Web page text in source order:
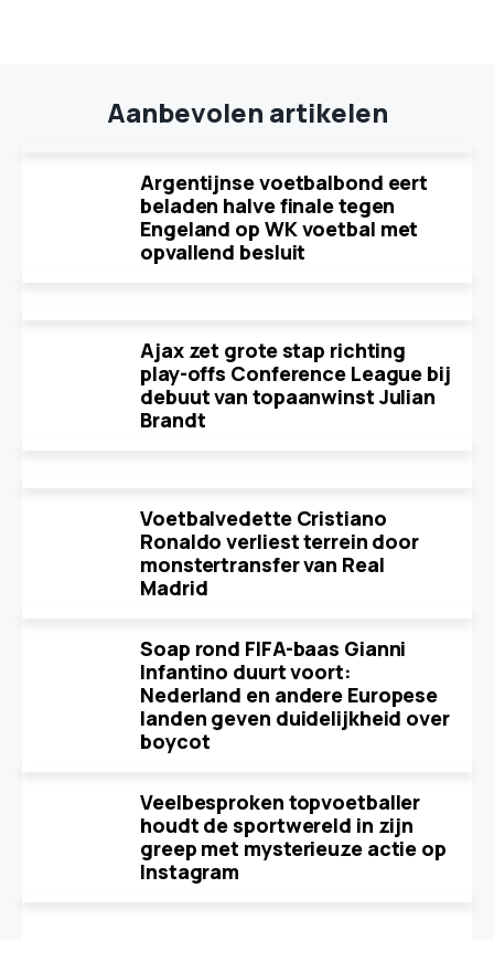
Aanbevolen artikelen
Argentijnse voetbalbond eert
beladen halve finale tegen
Engeland op WK voetbal met
opvallend besluit
Ajax zet grote stap richting
play-offs Conference League bij
debuut van topaanwinst Julian
Brandt
Voetbalvedette Cristiano
Ronaldo verliest terrein door
monstertransfer van Real
Madrid
Soap rond FIFA-baas Gianni
Infantino duurt voort:
Nederland en andere Europese
landen geven duidelijkheid over
boycot
Veelbesproken topvoetballer
houdt de sportwereld in zijn
greep met mysterieuze actie op
Instagram